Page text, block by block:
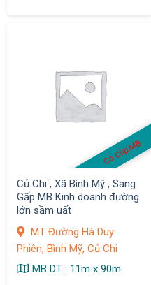
Có Clip MB
Củ Chi , Xã Bình Mỹ , Sang
Gấp MB Kinh doanh đường
lớn sầm uất
MT Đường Hà Duy
Phiên, Bình Mỹ, Củ Chi
MB DT : 11m x 90m